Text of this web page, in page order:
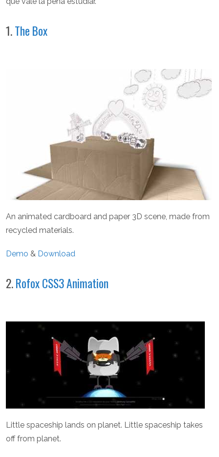
1.The Box
An animated cardboard and paper 3D scene, made from
recycled materials.
Demo & Download
2.Rofox CSS3 Animation
Little spaceship lands on planet. Little spaceship takes
off from planet.